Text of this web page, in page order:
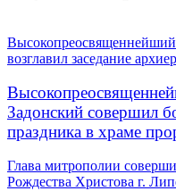
возглавил заседание
Задонский совершил
праздника в храме
Глава митрополии
Рождества Христова г.